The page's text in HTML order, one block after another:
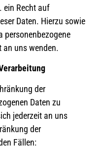
ein Recht auf
Daten. Hierzu sowie
personenbezogene
an uns wenden.
der
Daten zu
jederzeit an uns
der
Fällen: